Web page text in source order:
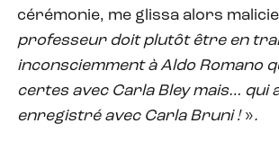
cérémonie, me glissa alors
professeur doit plutôt être en
inconsciemment à Aldo Romano
certes avec Carla Bley mais… qui
enregistré avec Carla Bruni ! ».